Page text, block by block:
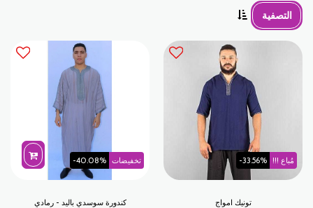
التصفية
مُباع !!! -33.56%
تونيك امواج
تخفيضات -40.08%
كندورة سوسدي باليد - رمادي